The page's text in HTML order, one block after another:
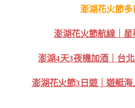
澎湖花火節多
澎湖花火節航線｜星
澎湖4天3夜機加酒｜台
澎湖花火節3日遊｜遊艇